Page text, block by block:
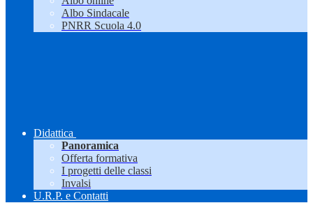
Albo Sindacale
PNRR Scuola 4.0
Didattica
Panoramica
Offerta formativa
I progetti delle classi
Invalsi
U.R.P. e Contatti